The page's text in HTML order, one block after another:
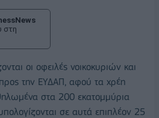
στη
οι οφειλές νοικοκυριών και
την ΕΥΔΑΠ, αφού τα χρέη
στα 200 εκατομμύρια
σε αυτά επιπλέον 25